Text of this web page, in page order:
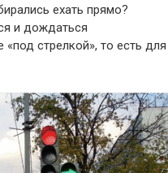
ехать прямо?
и дождаться
стрелкой», то есть для